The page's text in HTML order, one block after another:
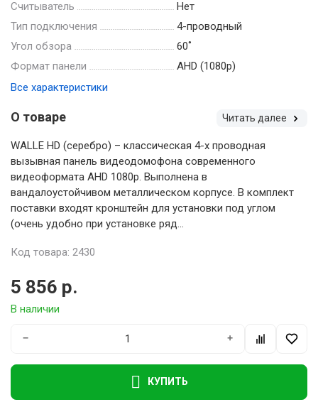
Считыватель
Нет
Тип подключения
4-проводный
Угол обзора
60˚
Формат панели
AHD (1080p)
Все характеристики
О товаре Читать далее
WALLE HD (серебро) – классическая 4-х проводная
вызывная панель видеодомофона современного
видеоформата AHD 1080p. Выполнена в
вандалоустойчивом металлическом корпусе. В комплект
поставки входят кронштейн для установки под углом
(очень удобно при установке ряд...
Код товара: 2430
5 856 р.
В наличии
− +
КУПИТЬ